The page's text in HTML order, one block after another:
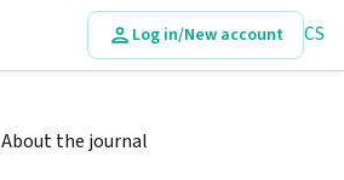
Log in/New account CS
About the journal